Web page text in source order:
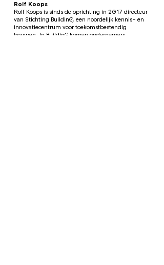
Rolf Koops
Rolf Koops is sinds de oprichting in 2017 directeur
van Stichting BuildinG, een noordelijk kennis- en
innovatiecentrum voor toekomstbestendig
bouwen. In BuildinG komen ondernemers,